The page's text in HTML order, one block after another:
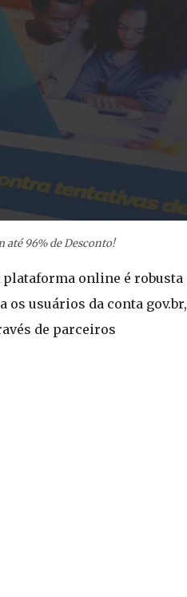
até 96% de Desconto!
online é robusta
os usuários da conta gov.br,
de parceiros